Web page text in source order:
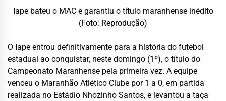
Iape bateu o MAC e garantiu o título maranhense inédito
(Foto: Reprodução)
O Iape entrou definitivamente para a história do futebol
estadual ao conquistar, neste domingo (1º), o título do
Campeonato Maranhense pela primeira vez. A equipe
venceu o Maranhão Atlético Clube por 1 a 0, em partida
realizada no Estádio Nhozinho Santos, e levantou a taça